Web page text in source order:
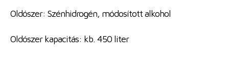
Oldószer: Szénhidrogén, módosított alkohol
Oldószer kapacitás: kb. 450 liter